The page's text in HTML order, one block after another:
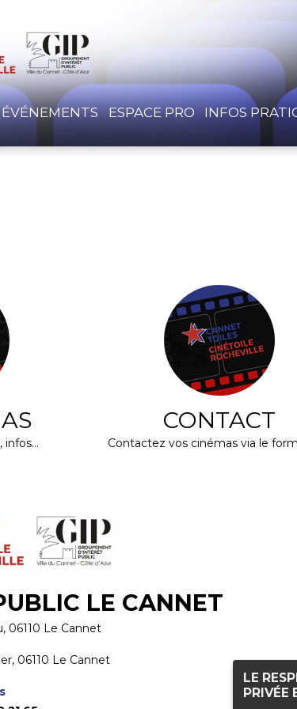
LE
PRIVÉE
ÉVÉNEMENTS ESPACE PRO INFOS
CONTACT
Contactez vos cinémas via le
LE CANNET
06110 Le Cannet
06110 Le Cannet